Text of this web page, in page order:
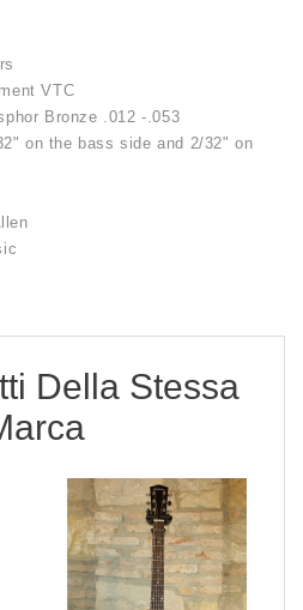
VTC
Bronze .012 -.053
on the bass side and 2/32" on
Della Stessa